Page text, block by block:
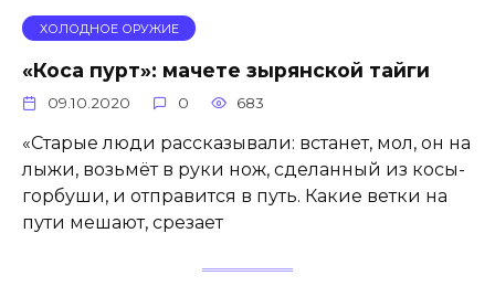
ХОЛОДНОЕ ОРУЖИЕ
«Коса пурт»: мачете зырянской тайги
09.10.2020 0 683
«Старые люди рассказывали: встанет, мол, он на
лыжи, возьмёт в руки нож, сделанный из косы-
горбуши, и отправится в путь. Какие ветки на
пути мешают, срезает